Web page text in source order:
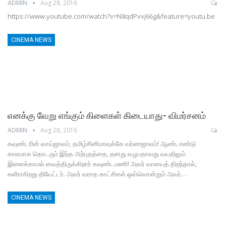
ADMIN Aug 28, 2016
https://www.youtube.com/watch?v=N8qdPvvj66g&feature=youtu.be
CINEMA NEWS
எனக்கு வேறு எங்கும் கிளைகள் கிடையாது- விமர்சனம்
ADMIN Aug 28, 2016
கவுண்டரின் வாய்ஜாலம், தமிழ்சினிமாவுக்கே வர்ணஜாலம்! ஆண்டாண்டு
காலமாக தொடரும் இந்த அற்புதத்தை, தனது எழுபதாவது வயதிலும்
இளைக்காமல் வைத்திருக்கிறார் கவுண்டமணி! அவர் வாயைத் திறந்தால்,
கலீராகிறது தியேட்டர். அவர் வராத காட்சிகள் ஒவ்வொன்றும் அவர்…
CINEMA NEWS